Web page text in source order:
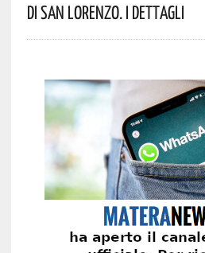
Di San Lorenzo. I Dettagli